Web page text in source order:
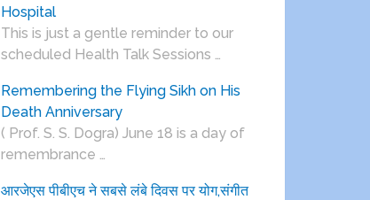
Hospital
This is just a gentle reminder to our
scheduled Health Talk Sessions …
Remembering the Flying Sikh on His
Death Anniversary
( Prof. S. S. Dogra) June 18 is a day of
remembrance …
आरजेएस पीबीएच ने सबसे लंबे दिवस पर योग,संगीत